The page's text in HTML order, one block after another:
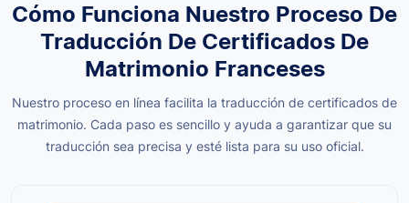
Cómo Funciona Nuestro Proceso De
Traducción De Certificados De
Matrimonio Franceses
Nuestro proceso en línea facilita la traducción de certificados de
matrimonio. Cada paso es sencillo y ayuda a garantizar que su
traducción sea precisa y esté lista para su uso oficial.